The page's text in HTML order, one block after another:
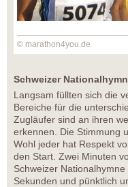
© marathon4you.de
Schweizer
Langsam füllten sich die
Bereiche für die
Zugläufer sind an ihren
erkennen. Die Stimmung
Wohl jeder hat Respekt
den Start. Zwei Minuten
Schweizer
Sekunden und pünktlich